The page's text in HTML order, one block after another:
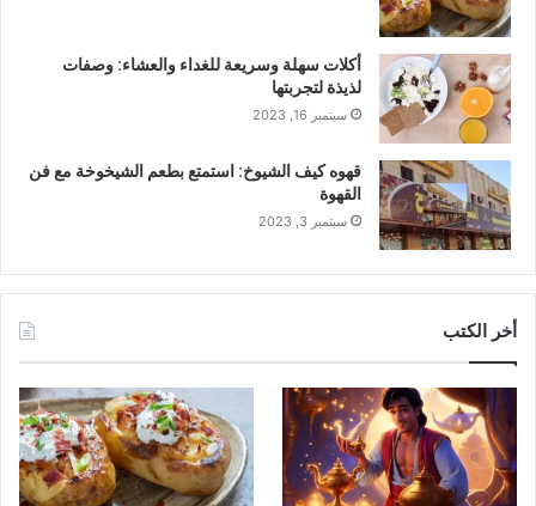
أكلات سهلة وسريعة للغداء والعشاء: وصفات
لذيذة لتجربتها
سبتمبر 16, 2023
قهوه كيف الشيوخ: استمتع بطعم الشيخوخة مع فن
القهوة
سبتمبر 3, 2023
أخر الكتب